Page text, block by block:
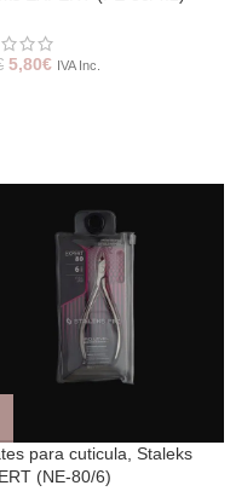
5,80€ IVA Inc.
para cuticula, Staleks
(NE-80/6)